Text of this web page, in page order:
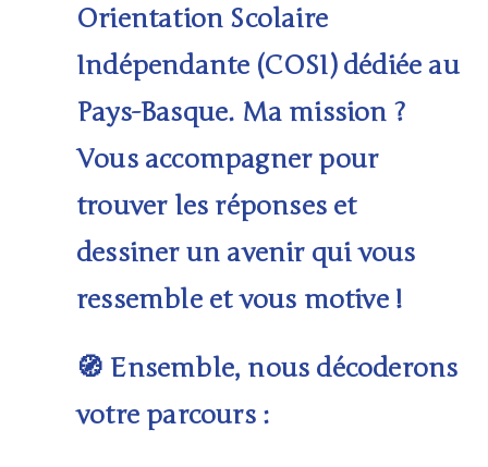
Orientation Scolaire
Indépendante (COSI)dédiée au
Pays-Basque. Ma mission ?
Vous accompagner pour
trouver les réponses et
dessiner un avenir qui vous
ressemble et vous motive !
🧭 Ensemble, nous décoderons
votre parcours :